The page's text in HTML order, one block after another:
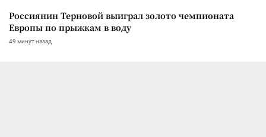
Россиянин Терновой выиграл золото чемпионата
Европы по прыжкам в воду
49 минут назад